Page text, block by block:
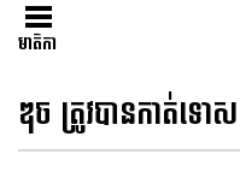
មាតិកា
ឌុច ត្រូវបានកាត់ទោ